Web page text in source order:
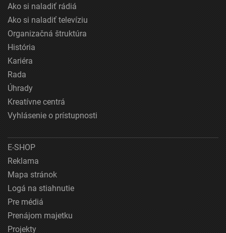
Ako si naladiť rádiá
Ako si naladiť televíziu
Organizačná štruktúra
História
Kariéra
Rada
Úhrady
Kreatívne centrá
Vyhlásenie o prístupnosti
E-SHOP
Reklama
Mapa stránok
Logá na stiahnutie
Pre médiá
Prenájom majetku
Projekty